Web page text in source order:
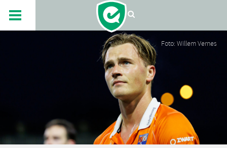
Foto: Willem Vernes